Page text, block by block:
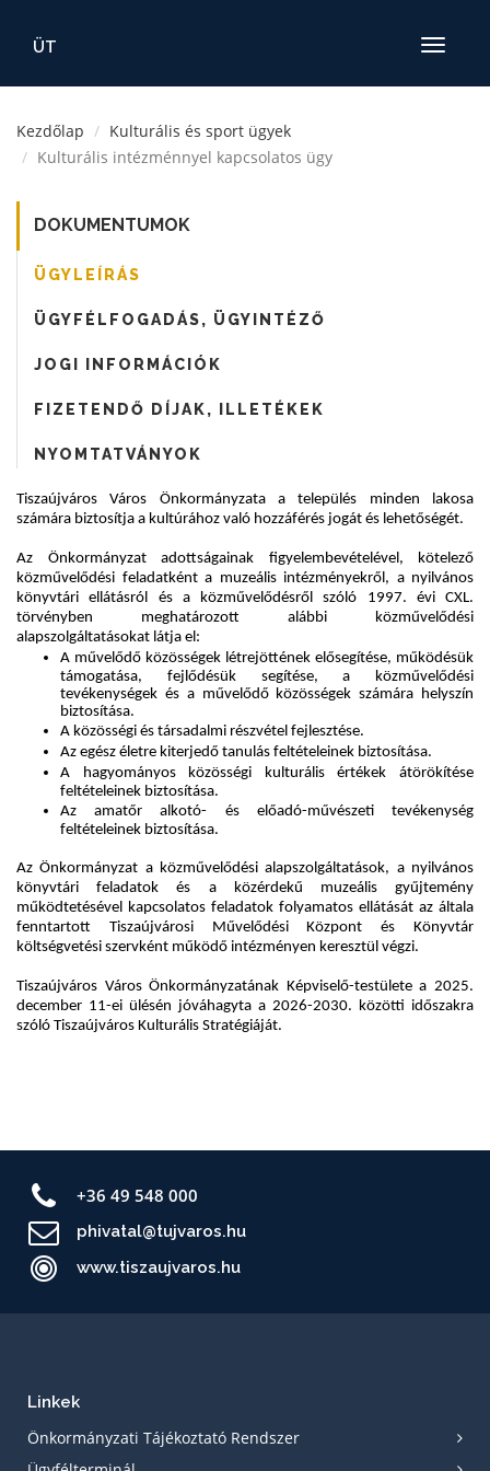
Toggle
ÜT
Kezdőlap
Kulturális és sport ügyek
Kulturális intézménnyel kapcsolatos ügy
DOKUMENTUMOK
ÜGYLEÍRÁS
ÜGYFÉLFOGADÁS, ÜGYINTÉZŐ
JOGI INFORMÁCIÓK
FIZETENDŐ DÍJAK, ILLETÉKEK
NYOMTATVÁNYOK
+36 49 548 000
phivatal@tujvaros.hu
www.tiszaujvaros.hu
Linkek
Önkormányzati Tájékoztató Rendszer